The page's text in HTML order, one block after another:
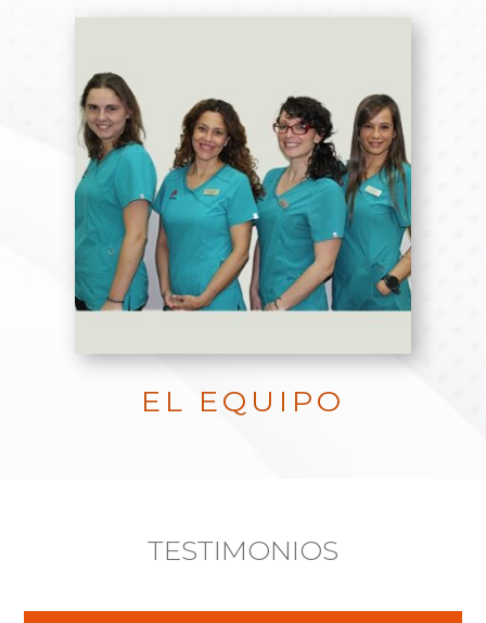
EL EQUIPO
TESTIMONIOS